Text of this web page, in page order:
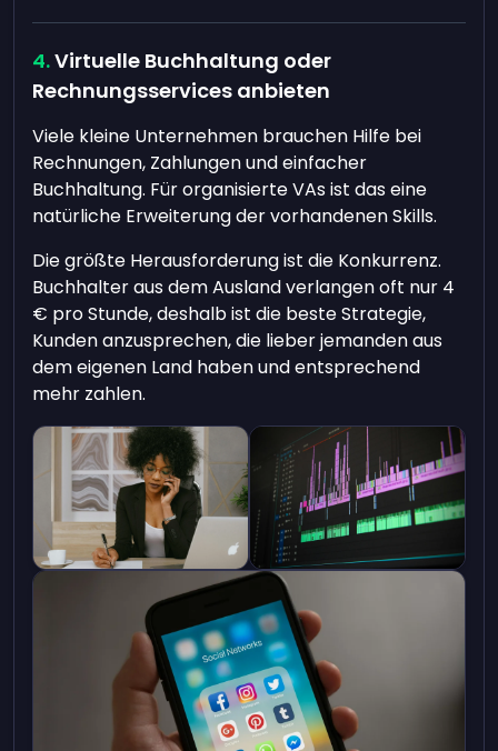
Virtuelle Buchhaltung oder
Rechnungsservices anbieten
Viele kleine Unternehmen brauchen Hilfe bei
Rechnungen, Zahlungen und einfacher
Buchhaltung. Für organisierte VAs ist das eine
natürliche Erweiterung der vorhandenen Skills.
Die größte Herausforderung ist die Konkurrenz.
Buchhalter aus dem Ausland verlangen oft nur 4
€ pro Stunde, deshalb ist die beste Strategie,
Kunden anzusprechen, die lieber jemanden aus
dem eigenen Land haben und entsprechend
mehr zahlen.